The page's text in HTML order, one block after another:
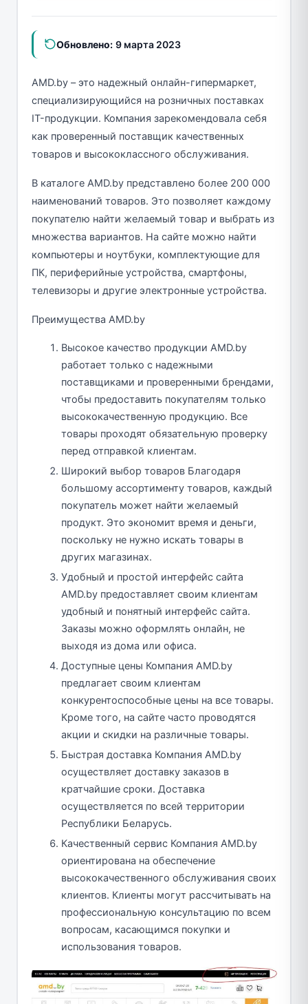
Обновлено: 9 марта 2023
AMD.by – это надежный онлайн-гипермаркет,
специализирующийся на розничных поставках
IT-продукции. Компания зарекомендовала себя
как проверенный поставщик качественных
товаров и высококлассного обслуживания.
В каталоге AMD.by представлено более 200 000
наименований товаров. Это позволяет каждому
покупателю найти желаемый товар и выбрать из
множества вариантов. На сайте можно найти
компьютеры и ноутбуки, комплектующие для
ПК, периферийные устройства, смартфоны,
телевизоры и другие электронные устройства.
Преимущества AMD.by
Высокое качество продукции AMD.by
работает только с надежными
поставщиками и проверенными брендами,
чтобы предоставить покупателям только
высококачественную продукцию. Все
товары проходят обязательную проверку
перед отправкой клиентам.
Широкий выбор товаров Благодаря
большому ассортименту товаров, каждый
покупатель может найти желаемый
продукт. Это экономит время и деньги,
поскольку не нужно искать товары в
других магазинах.
Удобный и простой интерфейс сайта
AMD.by предоставляет своим клиентам
удобный и понятный интерфейс сайта.
Заказы можно оформлять онлайн, не
выходя из дома или офиса.
Доступные цены Компания AMD.by
предлагает своим клиентам
конкурентоспособные цены на все товары.
Кроме того, на сайте часто проводятся
акции и скидки на различные товары.
Быстрая доставка Компания AMD.by
осуществляет доставку заказов в
кратчайшие сроки. Доставка
осуществляется по всей территории
Республики Беларусь.
Качественный сервис Компания AMD.by
ориентирована на обеспечение
высококачественного обслуживания своих
клиентов. Клиенты могут рассчитывать на
профессиональную консультацию по всем
вопросам, касающимся покупки и
использования товаров.